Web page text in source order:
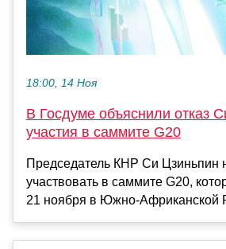
18:00, 14 Ноя
В Госдуме объяснили отказ
участия в саммите G20
Председатель КНР Си Цзиньпин
участвовать в саммите G20,
21 ноября в Южно-Африканской